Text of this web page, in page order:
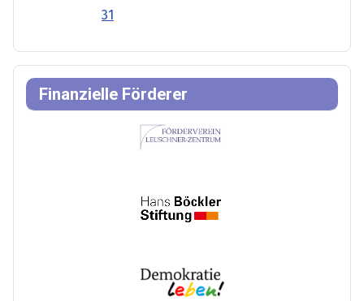
31
Finanzielle Förderer